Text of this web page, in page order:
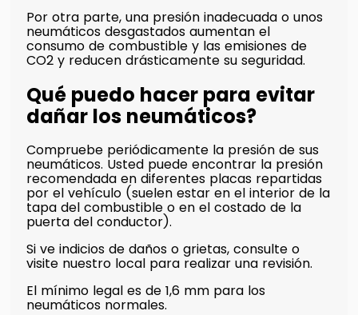
Por otra parte, una presión inadecuada o unos
neumáticos desgastados aumentan el
consumo de combustible y las emisiones de
CO2 y reducen drásticamente su seguridad.
Qué puedo hacer para evitar
dañar los neumáticos?
Compruebe periódicamente la presión de sus
neumáticos. Usted puede encontrar la presión
recomendada en diferentes placas repartidas
por el vehículo (suelen estar en el interior de la
tapa del combustible o en el costado de la
puerta del conductor).
Si ve indicios de daños o grietas, consulte o
visite nuestro local para realizar una revisión.
El mínimo legal es de 1,6 mm para los
neumáticos normales.